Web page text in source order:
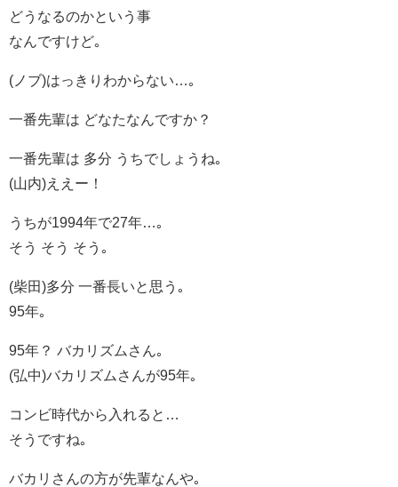
どうなるのかという事
なんですけど｡
(ノブ)はっきりわからない…｡
一番先輩は どなたなんですか？
一番先輩は 多分 うちでしょうね｡
(山内)ええー！
うちが1994年で27年…｡
そう そう そう｡
(柴田)多分 一番長いと思う｡
95年｡
95年？ バカリズムさん｡
(弘中)バカリズムさんが95年｡
コンビ時代から入れると…
そうですね｡
バカリさんの方が先輩なんや｡